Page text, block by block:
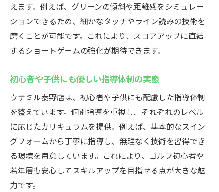
えます。例えば、グリーンの傾斜や距離感をシミュレー
ションできるため、細かなタッチやライン読みの技術を
磨くことが可能です。これにより、スコアアップに直結
するショートゲームの強化が期待できます。
初心者や子供にも優しい指導体制の実態
ウテミル秦野店は、初心者や子供にも配慮した指導体制
を整えています。個別指導を重視し、それぞれのレベル
に応じたカリキュラムを提供。例えば、基本的なスイン
グフォームから丁寧に指導し、無理なく技術を習得でき
る環境を用意しています。これにより、ゴルフ初心者や
若年層も安心してスキルアップを目指せる点が大きな魅
力です。